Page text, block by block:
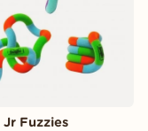
Jr Fuzzies